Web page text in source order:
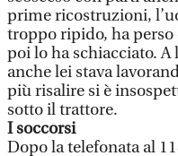
prime ricostruzioni,
troppo ripido, ha
poi lo ha schiacciato. A
anche lei stava
più risalire si è
sotto il trattore.
I soccorsi
Dopo la telefonata al